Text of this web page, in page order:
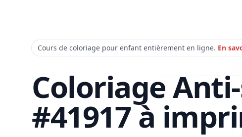
Cours de coloriage pour enfant entièrement en ligne. En
Coloriage
#41917 à